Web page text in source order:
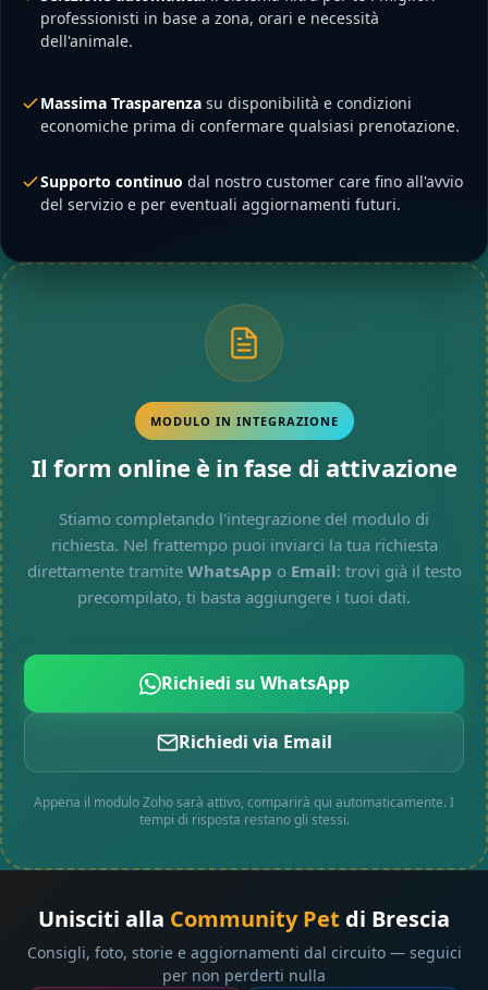
professionisti in base a zona, orari e necessità
dell'animale.
Massima Trasparenza su disponibilità e condizioni
economiche prima di confermare qualsiasi prenotazione.
Supporto continuo dal nostro customer care fino all'avvio
del servizio e per eventuali aggiornamenti futuri.
MODULO IN INTEGRAZIONE
Il form online è in fase di attivazione
Stiamo completando l'integrazione del modulo di
richiesta. Nel frattempo puoi inviarci la tua richiesta
direttamente tramite WhatsApp o Email: trovi già il testo
precompilato, ti basta aggiungere i tuoi dati.
Richiedi su WhatsApp
Richiedi via Email
Appena il modulo Zoho sarà attivo, comparirà qui automaticamente. I
tempi di risposta restano gli stessi.
Unisciti alla Community Pet di Brescia
Consigli, foto, storie e aggiornamenti dal circuito — seguici
per non perderti nulla